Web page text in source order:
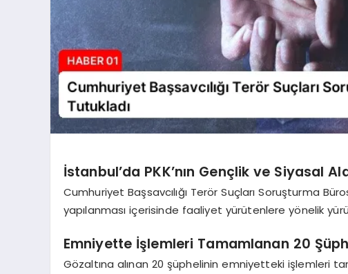
İstanbul’da PKK’nın Gençlik ve Siyasal
Cumhuriyet Başsavcılığı Terör Suçları Soruşturma
yapılanması içerisinde faaliyet yürütenlere yönelik
Emniyette İşlemleri Tamamlanan 20
Gözaltına alınan 20 şüphelinin emniyetteki işlemleri